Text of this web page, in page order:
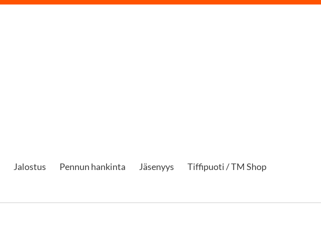
Jalostus Pennun hankinta Jäsenyys Tiffipuoti / TM Shop